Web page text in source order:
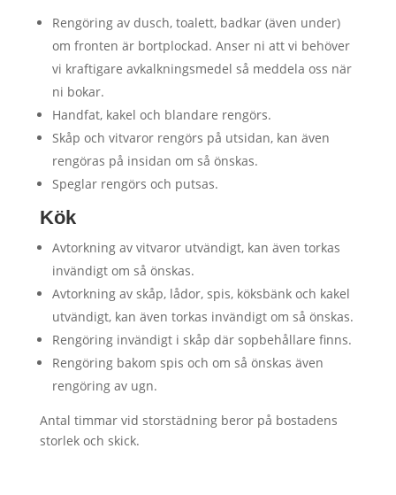
Rengöring av dusch, toalett, badkar (även under)
om fronten är bortplockad. Anser ni att vi behöver
vi kraftigare avkalkningsmedel så meddela oss när
ni bokar.
Handfat, kakel och blandare rengörs.
Skåp och vitvaror rengörs på utsidan, kan även
rengöras på insidan om så önskas.
Speglar rengörs och putsas.
Kök
Avtorkning av vitvaror utvändigt, kan även torkas
invändigt om så önskas.
Avtorkning av skåp, lådor, spis, köksbänk och kakel
utvändigt, kan även torkas invändigt om så önskas.
Rengöring invändigt i skåp där sopbehållare finns.
Rengöring bakom spis och om så önskas även
rengöring av ugn.
Antal timmar vid storstädning beror på bostadens
storlek och skick.